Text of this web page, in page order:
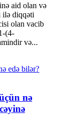
aid olan və
ilə diqqəti
olan vacib
(4-
və...
nə